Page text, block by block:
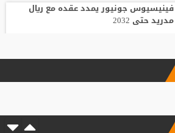
فينيسيوس جونيور يمدد عقده مع ريال
مدريد حتى 2032
الاتحاد يودع فابينيو برسالة مؤثرة